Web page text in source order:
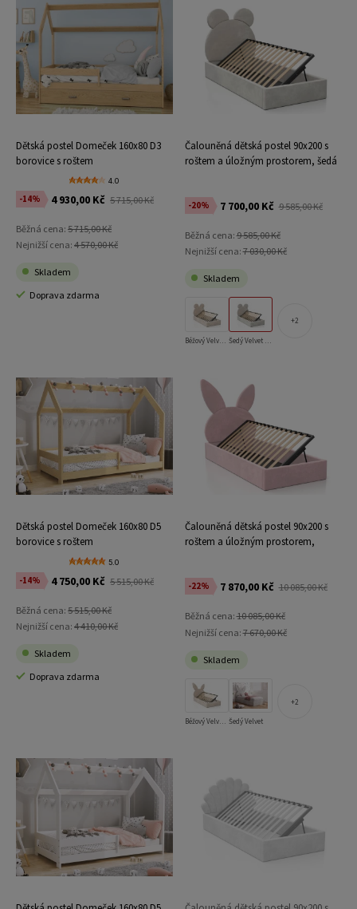
Dětská postel Domeček 160x80 D3
borovice s roštem
4.0
-14% 4 930,00 Kč 5 715,00 Kč
Běžná cena: 5 715,00 Kč
Nejnižší cena: 4 570,00 Kč
Skladem
Doprava zdarma
Čalouněná dětská postel 90x200 s
roštem a úložným prostorem, šedá
-20% 7 700,00 Kč 9 585,00 Kč
Běžná cena:9 585,00 Kč
Nejnižší cena:7 030,00 Kč
Skladem
Béžový Velvet s úložným prostorem
2
Dětská postel Domeček 160x80 D5
borovice s roštem
5.0
-14% 4 750,00 Kč 5 515,00 Kč
Běžná cena: 5 515,00 Kč
Nejnižší cena: 4 410,00 Kč
Skladem
Doprava zdarma
Čalouněná dětská postel 90x200 s
roštem a úložným prostorem,
-22% 7 870,00 Kč 10 085,00 Kč
Běžná cena:10 085,00 Kč
Nejnižší cena:7 670,00 Kč
Skladem
Béžový Velvet s úložným prostorem Šedý Velvet
2